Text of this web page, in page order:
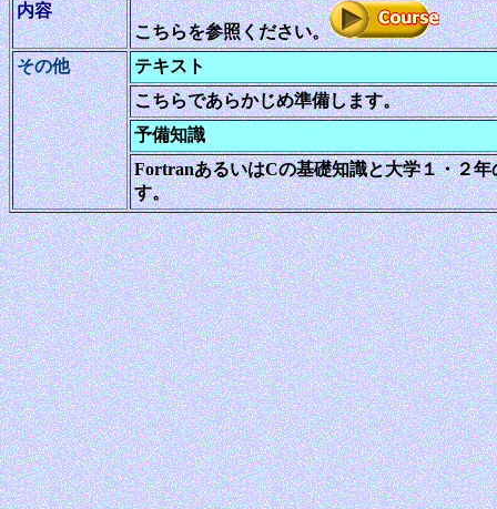
内容
こちらを参照ください。
その他
テキスト
こちらであらかじめ準備します
予備知識
FortranあるいはCの基礎知識と大学１・２
す。